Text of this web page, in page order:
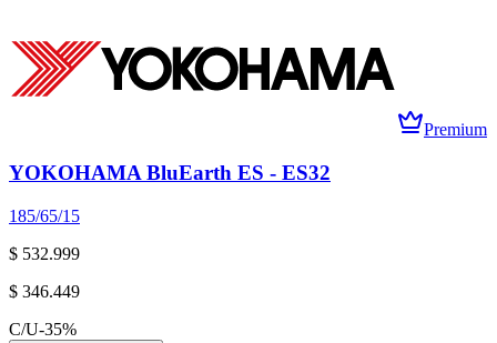
Premium
YOKOHAMA BluEarth ES - ES32
185/65/15
$ 532.999
$ 346.449
C/U-35%